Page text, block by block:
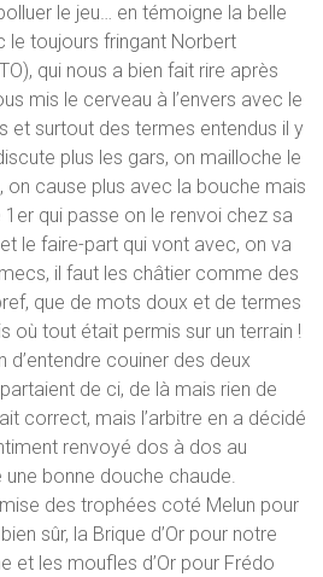
le jeu… en témoigne la belle
le toujours fringant Norbert
qui nous a bien fait rire après
mis le cerveau à l’envers avec le
et surtout des termes entendus il y
plus les gars, on mailloche le
on cause plus avec la bouche mais
qui passe on le renvoi chez sa
le faire-part qui vont avec, on va
il faut les châtier comme des
que de mots doux et de termes
où tout était permis sur un terrain !
d’entendre couiner des deux
de ci, de là mais rien de
correct, mais l’arbitre en a décidé
renvoyé dos à dos au
bonne douche chaude.
des trophées coté Melun pour
sûr, la Brique d’Or pour notre
et les moufles d’Or pour Frédo